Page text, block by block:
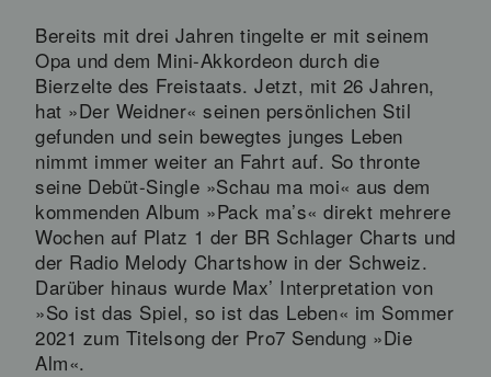
Bereits mit drei Jahren tingelte er mit seinem
Opa und dem Mini-Akkordeon durch die
Bierzelte des Freistaats. Jetzt, mit 26 Jahren,
hat »Der Weidner« seinen persönlichen Stil
gefunden und sein bewegtes junges Leben
nimmt immer weiter an Fahrt auf. So thronte
seine Debüt-Single »Schau ma moi« aus dem
kommenden Album »Pack ma’s« direkt mehrere
Wochen auf Platz 1 der BR Schlager Charts und
der Radio Melody Chartshow in der Schweiz.
Darüber hinaus wurde Max’ Interpretation von
»So ist das Spiel, so ist das Leben« im Sommer
2021 zum Titelsong der Pro7 Sendung »Die
Alm«.